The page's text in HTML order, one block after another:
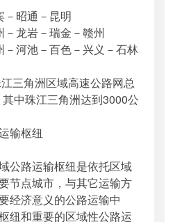
昭通－昆明
龙岩－瑞金－赣州
河池－百色－兴义－石林
角洲区域高速公路网总
中珠江三角洲达到3000公
输枢纽
路运输枢纽是依托区域
节点城市，与其它运输方
经济意义的公路运输中
纽和重要的区域性公路运